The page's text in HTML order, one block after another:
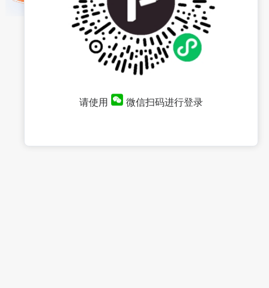
请使用 微信扫码进行登录